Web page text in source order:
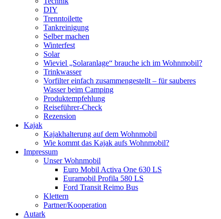
DIY
Trenntoilette
Tankreinigung
Selber machen
Winterfest
Solar
Wieviel „Solaranlage“ brauche ich im Wohnmobil?
Trinkwasser
Vorfilter einfach zusammengestellt – für sauberes
Wasser beim Camping
Produktempfehlung
Reiseführer-Check
Rezension
Kajak
Kajakhalterung auf dem Wohnmobil
Wie kommt das Kajak aufs Wohnmobil?
Impressum
Unser Wohnmobil
Euro Mobil Activa One 630 LS
Euramobil Profila 580 LS
Ford Transit Reimo Bus
Klettern
Partner/Kooperation
Autark